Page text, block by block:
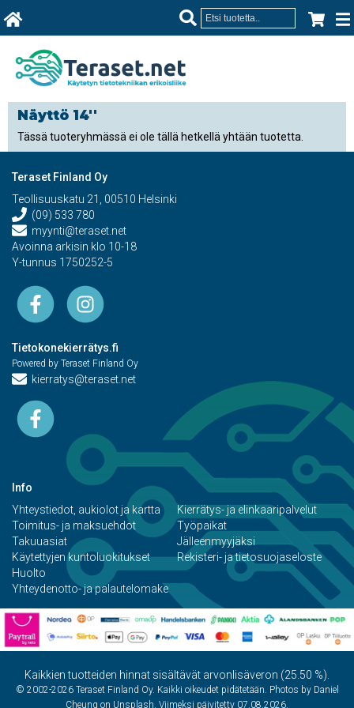
Näyttö 14''
Tässä tuoteryhmässä ei ole tällä hetkellä yhtään tuotetta.
Teraset Finland Oy
Teollisuuskatu 21, 00510 Helsinki
(09) 533 780
myynti@teraset.net
Avoinna arkisin klo 10-18
Y-tunnus 1750252-5
Tietokonekierrätys.fi
Powered by Teraset Finland Oy
kierratys@teraset.net
Info
Yhteystiedot, aukiolot ja kartta
Toimitus- ja maksuehdot
Takuuasiat
Käytettyjen kuntoluokitukset
Huolto
Yhteydenotto- ja palautelomake
Kierrätys- ja elinkaaripalvelut
Työpaikat
Jälleenmyyjäksi
Rekisteri- ja tietosuojaseloste
Kaikkien tuotteiden hinnat sisältävät arvonlisäveron (25.50 %).
© 2002-2026 Teraset Finland Oy. Kaikki oikeudet pidätetään. Photos by Daniel
Cheung on Unsplash. Viimeksi päivitetty 07.08.2026.